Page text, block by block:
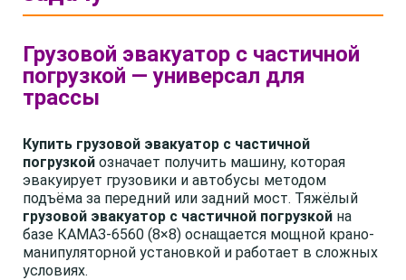
Грузовой эвакуатор с частичной
погрузкой — универсал для
трассы
Купить грузовой эвакуатор с частичной
погрузкой означает получить машину, которая
эвакуирует грузовики и автобусы методом
подъёма за передний или задний мост. Тяжёлый
грузовой эвакуатор с частичной погрузкой на
базе КАМАЗ-6560 (8×8) оснащается мощной крано-
манипуляторной установкой и работает в сложных
условиях.